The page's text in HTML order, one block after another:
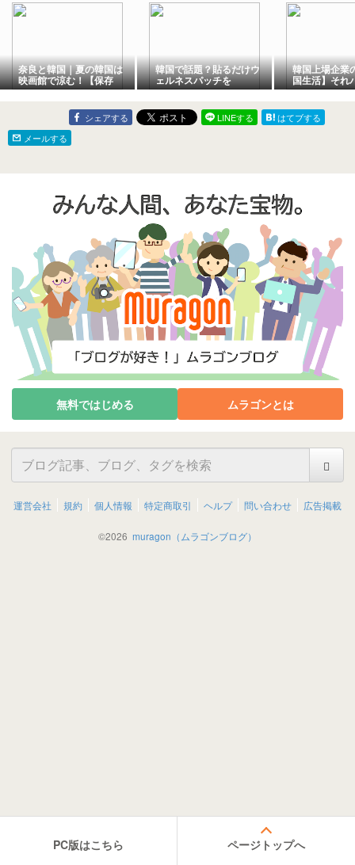
奈良と韓国｜夏の韓国は
映画館で涼む！【保存
版】
韓国で話題？貼るだけウ
ェルネスパッチを
MIMILINEで購入してみた
♪
韓国上場企業
国生活】それ
ねーの？
シェアする LINEする
はてブする
メールする
無料ではじめる ムラゴンとは
運営会社 規約 個人情報 特定商取引 ヘルプ 問い合わせ 広告掲載
©2026 muragon（ムラゴンブログ）
PC版はこちら ページトップへ